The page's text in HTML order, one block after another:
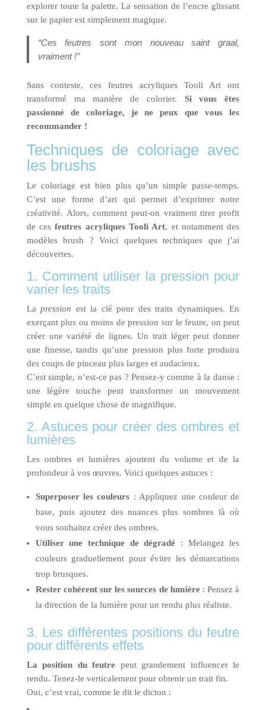
explorer toute la palette. La sensation de l’encre glissant
sur le papier est simplement magique.
“Ces feutres sont mon nouveau saint graal,
vraiment !”
Sans conteste, ces feutres acryliques Tooli Art ont
transformé ma manière de colorier. Si vous êtes
passionné de coloriage, je ne peux que vous les
recommander !
Techniques de coloriage avec
les brushs
Le coloriage est bien plus qu’un simple passe-temps.
C’est une forme d’art qui permet d’exprimer notre
créativité. Alors, comment peut-on vraiment tirer profit
de cesfeutres acryliques Tooli Art, et notamment des
modèles brush ? Voici quelques techniques que j’ai
découvertes.
1. Comment utiliser la pression pour
varier les traits
Lapression est la clé pour des traits dynamiques. En
exerçant plus ou moins de pression sur le feutre, on peut
créer une variété de lignes. Un trait léger peut donner
une finesse, tandis qu’une pression plus forte produira
des coups de pinceau plus larges et audacieux.
C’est simple, n’est-ce pas ? Pensez-y comme à la danse :
une légère touche peut transformer un mouvement
simple en quelque chose de magnifique.
2. Astuces pour créer des ombres et
lumières
Les ombres et lumières ajoutent du volume et de la
profondeur à vos œuvres. Voici quelques astuces :
Superposer les couleurs : Appliquez une couleur de
base, puis ajoutez des nuances plus sombres là où
vous souhaitez créer des ombres.
Utiliser une technique de dégradé : Melangez les
couleurs graduellement pour éviter les démarcations
trop brusques.
Rester cohérent sur les sources de lumière: Pensez à
la direction de la lumière pour un rendu plus réaliste.
3. Les différentes positions du feutre
pour différents effets
La position du feutre peut grandement influencer le
rendu. Tenez-le verticalement pour obtenir un trait fin.
Oui, c’est vrai, comme le dit le dicton :